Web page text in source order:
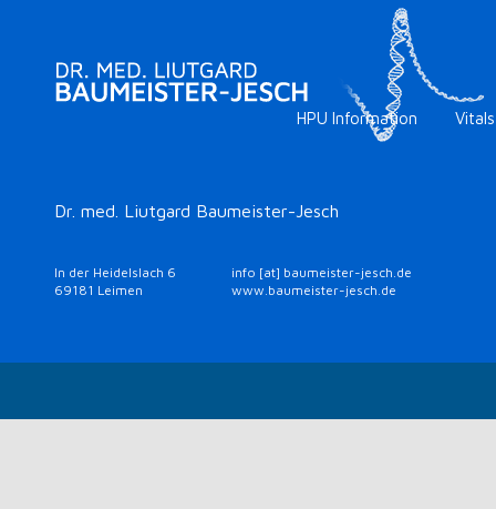
HPU Information
Dr. med. Liutgard Baumeister-Jesch
In der Heidelslach 6
69181 Leimen
info [at] baumeister-jesch.de
www.baumeister-jesch.de